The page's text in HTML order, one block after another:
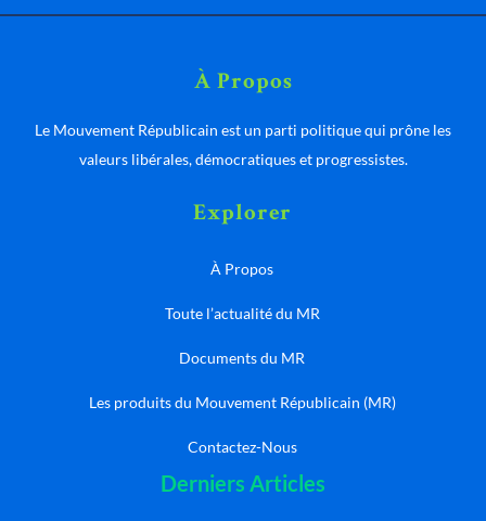
À Propos
Le Mouvement Républicain est un parti politique qui prône les
valeurs libérales, démocratiques et progressistes.
Explorer
À Propos
Toute l’actualité du MR
Documents du MR
Les produits du Mouvement Républicain (MR)
Contactez-Nous
Derniers Articles